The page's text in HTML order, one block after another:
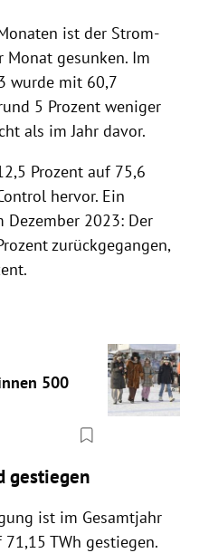
ist der Strom-
Monat gesunken. Im
wurde mit 60,7
5 Prozent weniger
als im Jahr davor.
Prozent auf 75,6
hervor. Ein
2023: Der
zurückgegangen,
500
gestiegen
ist im Gesamtjahr
TWh gestiegen.